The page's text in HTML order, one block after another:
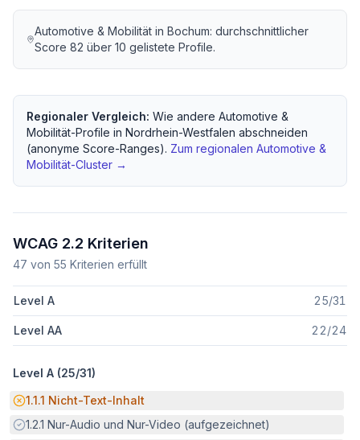
Automotive & Mobilität inBochum: durchschnittlicher
Score82 über10 gelistete Profile.
Regionaler Vergleich: Wie andere Automotive &
Mobilität-Profile in Nordrhein-Westfalen abschneiden
(anonyme Score-Ranges). Zum regionalen Automotive &
Mobilität-Cluster →
WCAG 2.2 Kriterien
47 von 55 Kriterien erfüllt
Level A 25/31
Level AA 22/24
Level A (25/31)
Potenzielle Barriere:
1.1.1 Nicht-Text-Inhalt
Erfüllt:
1.2.1 Nur-Audio und Nur-Video (aufgezeichnet)